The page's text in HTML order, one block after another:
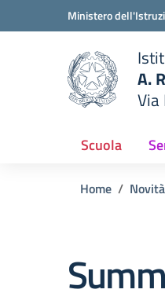
Vai ai contenuti
Vai al menu di navigazione
Ministero
scuola
A.
Via
Scuola
Home Novità